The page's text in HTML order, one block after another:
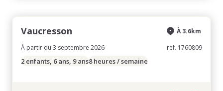
Vaucresson
À partir du 3 septembre 2026
À 3.6km
ref. 1760809
2 enfants, 6 ans, 9 ans8 heures / semaine